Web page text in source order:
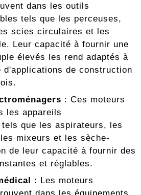
dans les outils
tels que les perceuses,
scies circulaires et les
Leur capacité à fournir une
élevés les rend adaptés à
d'applications de construction
: Ces moteurs
les appareils
que les aspirateurs, les
mixeurs et les sèche-
de leur capacité à fournir des
et réglables.
: Les moteurs